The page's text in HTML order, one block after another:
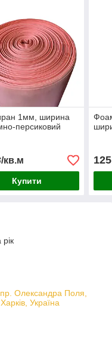
1мм, ширина
персиковий
Купити
125
пр. Олександра Поля,
Україна